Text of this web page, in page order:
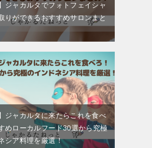
ジャカルタでフォトフェイシャ
りができるおすすめサロンまと
ジャカルタに来たらこれを食べ
めローカルフード30選から究極
シア料理を厳選！